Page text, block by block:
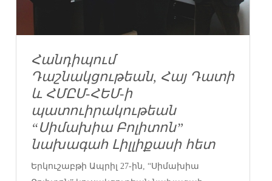
Հանդիպում
Դաշնակցութեան, Հայ Դատի
և ՀՄԸՄ-ՀԵՄ-ի
պատուիրակութեան
“Սիմախիա Բոլիտոն”
նախագահ Լիլլիքասի հետ
Երկուշաբթի Ապրիլ 27-ին, “Սիմախիա